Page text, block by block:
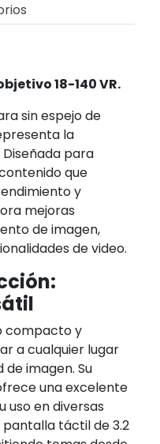
18-140 VR.
sin espejo de
la
para
que
y
mejoras
de imagen,
de video.
compacto y
a cualquier lugar
imagen. Su
una excelente
uso en diversas
táctil de 3.2